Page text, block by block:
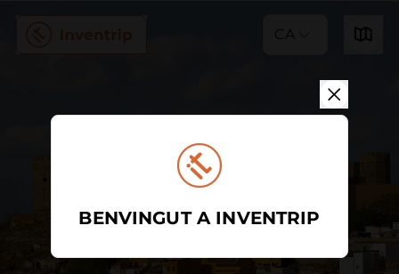
CA
BENVINGUT A INVENTRIP